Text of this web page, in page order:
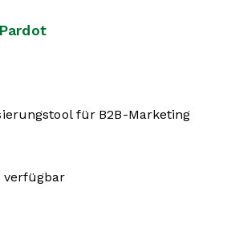
für B2B-Marketing
verfügbar